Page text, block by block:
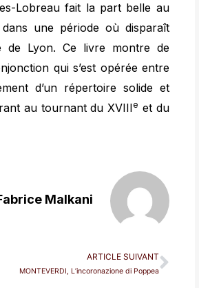
Lobreau fait la part belle au
dans une période où disparaît
de Lyon. Ce livre montre de
qui s’est opérée entre
d’un répertoire solide et
au tournant du XVIIIe et du
Malkani
ARTICLE SUIVANT
MONTEVERDI, L’incoronazione di Poppea